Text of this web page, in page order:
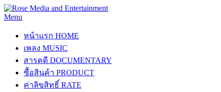
Menu
หน้าแรก HOME
เพลง MUSIC
สารคดี DOCUMENTARY
ซื้อสินค้า PRODUCT
ค่าลิขสิทธิ์ RATE